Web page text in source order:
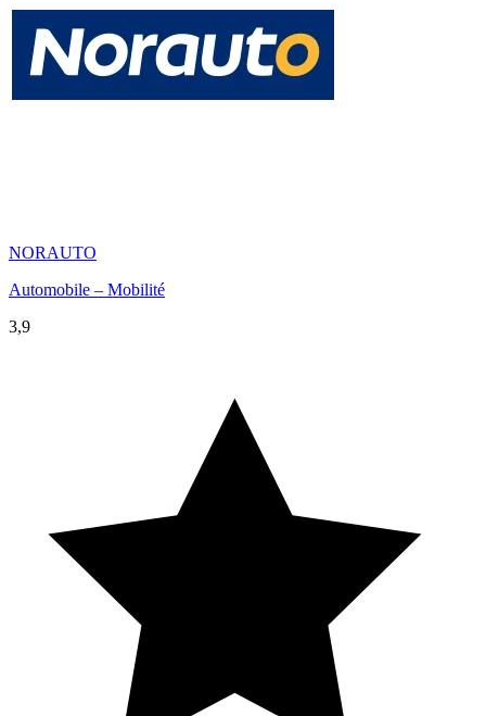
NORAUTO
Automobile – Mobilité
3,9